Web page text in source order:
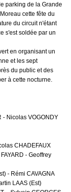
parking de la Grande
cette fête du
du circuit n'étant
s'est soldée par un
en organisant un
et les sept
du public et des
à cette nocturne.
- Nicolas VOGONDY
CHADEFAUX
- Geoffrey
- Rémi CAVAGNA
LAAS (Est)